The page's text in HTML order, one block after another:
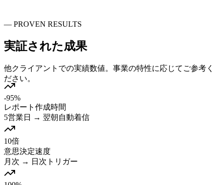
— PROVEN RESULTS
実証された成果
他クライアントでの実績数値。事業の特性に応じてご参考く
ださい。
-95%
レポート作成時間
5営業日 → 翌朝自動着信
10倍
意思決定速度
月次 → 日次トリガー